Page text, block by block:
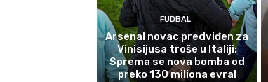
FUDBAL
Arsenal novac predviđen za
Vinisijusa troše u Italiji:
Sprema se nova bomba od
preko 130 miliona evra!